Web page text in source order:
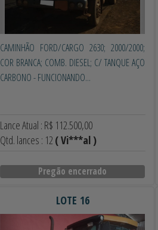
CAMINHÃO FORD/CARGO 2630; 2000/2000;
COR BRANCA; COMB. DIESEL; C/ TANQUE AÇO
CARBONO - FUNCIONANDO...
Lance Atual : R$ 112.500,00
Qtd. lances : 12 ( Vi***al )
Pregão encerrado
LOTE 16
Próximo